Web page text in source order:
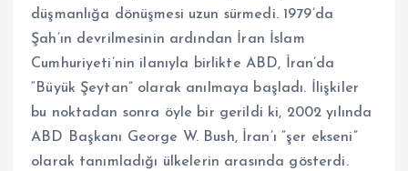
düşmanlığa dönüşmesi uzun sürmedi. 1979’da
Şah’ın devrilmesinin ardından İran İslam
Cumhuriyeti’nin ilanıyla birlikte ABD, İran’da
“Büyük Şeytan” olarak anılmaya başladı. İlişkiler
bu noktadan sonra öyle bir gerildi ki, 2002 yılında
ABD Başkanı George W. Bush, İran’ı “şer ekseni”
olarak tanımladığı ülkelerin arasında gösterdi.